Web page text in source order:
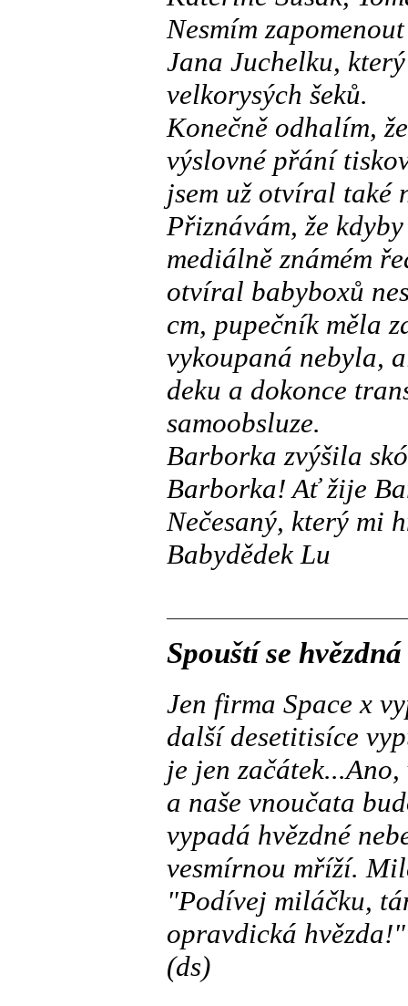
Nesmím
Jana Juchelku,
velkorysých šeků.
Konečně odhalím,
výslovné přání
jsem už otvíral také
Přiznávám, že
mediálně známém
otvíral babyboxů
cm, pupečník měla
vykoupaná nebyla,
deku a dokonce
samoobsluze.
Barborka zvýšila
Barborka! Ať žije
Nečesaný, který mi
Babydědek Lu
Spouští se
Jen firma Space x
další desetitisíce
je jen
a naše vnoučata
vypadá hvězdné
vesmírnou mříží.
"Podívej miláčku,
opravdická
(ds)